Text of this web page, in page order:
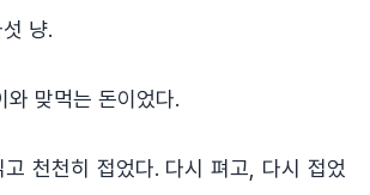
냥.
와 맞먹는 돈이었다.
천천히 접었다. 다시 펴고, 다시 접었